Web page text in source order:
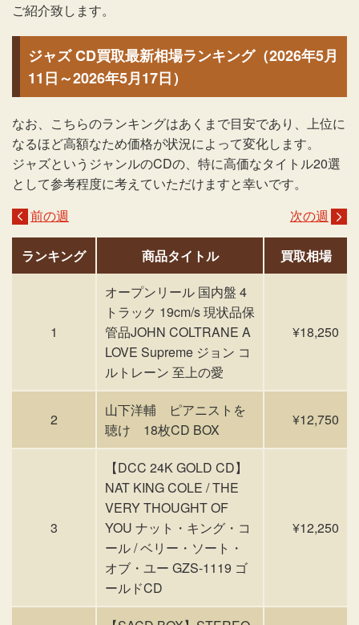
ご紹介致します。
ジャズ CD買取最新相場ランキング（2026年5月
11日～2026年5月17日）
なお、こちらのランキングはあくまで目安であり、上位に
なるほど高額なため価格が状況によって変化します。
ジャズというジャンルのCDの、特に高価なタイトル20選
として参考程度に考えていただけますと幸いです。
前の週
次の週
ランキング 商品タイトル 買取相場
1
オープンリール 国内盤 4
トラック 19cm/s 現状品保
管品JOHN COLTRANE A
LOVE Supreme ジョン コ
ルトレーン 至上の愛
¥18,250
2
山下洋輔 ピアニストを
聴け 18枚CD BOX
¥12,750
3
【DCC 24K GOLD CD】
NAT KING COLE / THE
VERY THOUGHT OF
YOU ナット・キング・コ
ール / ベリー・ソート・
オブ・ユー GZS-1119 ゴ
ールドCD
¥12,250